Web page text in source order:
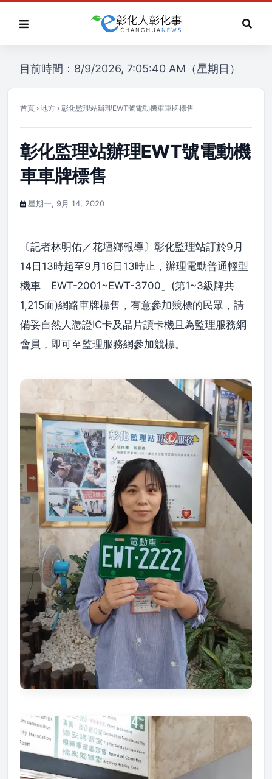
目前時間：8/9/2026, 7:05:40 AM（星期日）
首頁 地方 彰化監理站辦理EWT號電動機車車牌標售
彰化監理站辦理EWT號電動機
車車牌標售
星期一, 9月 14, 2020
〔記者林明佑／花壇鄉報導〕彰化監理站訂於9月
14日13時起至9月16日13時止，辦理電動普通輕型
機車「EWT-2001~EWT-3700」(第1~3級牌共
1,215面)網路車牌標售，有意參加競標的民眾，請
備妥自然人憑證IC卡及晶片讀卡機且為監理服務網
會員，即可至監理服務網參加競標。